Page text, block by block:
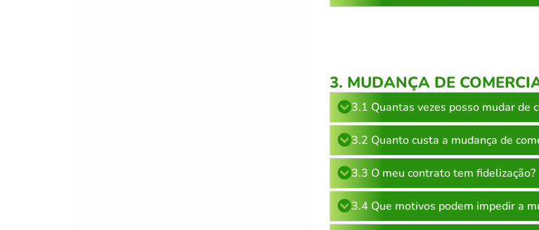
3. MUDANÇA DE
3.1 Quantas vezes posso mudar de
3.2 Quanto custa a mudança de
3.3 O meu contrato tem fidelização?
3.4 Que motivos podem impedir a